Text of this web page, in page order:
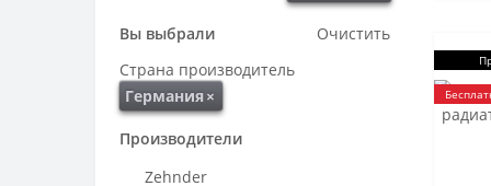
Вы выбрали
Очистить
Страна производитель
Германия×
Производители
Zehnder